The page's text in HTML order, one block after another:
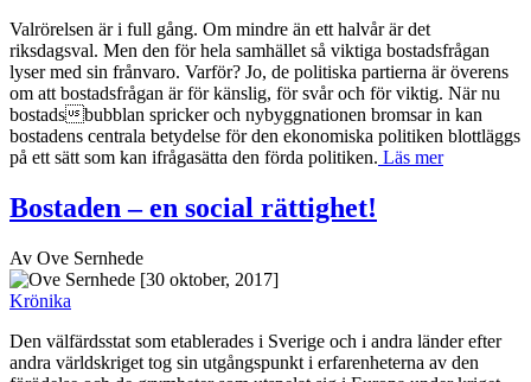
Valrörelsen är i full gång. Om mindre än ett halvår är det
riksdagsval. Men den för hela samhället så viktiga bostadsfrågan
lyser med sin frånvaro. Varför? Jo, de politiska partierna är överens
om att bostadsfrågan är för känslig, för svår och för viktig. När nu
bostadsbubblan spricker och nybyggnationen bromsar in kan
bostadens centrala betydelse för den ekonomiska politiken blottläggs
på ett sätt som kan ifrågasätta den förda politiken. Läs mer
Bostaden – en social rättighet!
Av Ove Sernhede
[30 oktober, 2017]
Krönika
Den välfärdsstat som etablerades i Sverige och i andra länder efter
andra världskriget tog sin utgångspunkt i erfarenheterna av den